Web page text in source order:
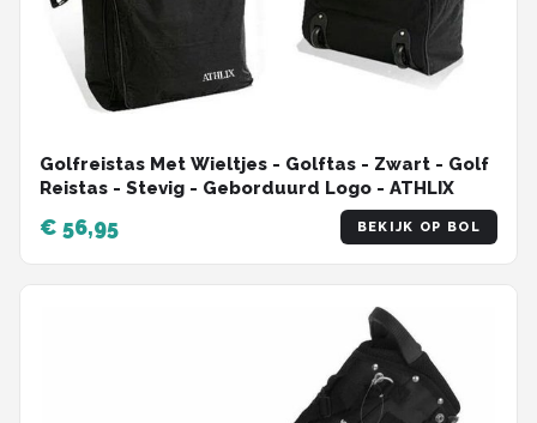
Golfreistas Met Wieltjes - Golftas - Zwart - Golf
Reistas - Stevig - Geborduurd Logo - ATHLIX
€ 56,95 BEKIJK OP BOL